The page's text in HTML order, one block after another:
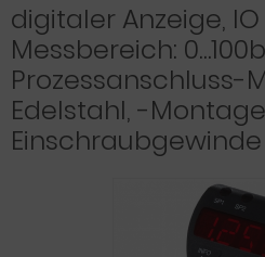
digitaler Anzeige,
Messbereich:
Prozessanschluss-
Edelstahl, -
Einschraubgewinde